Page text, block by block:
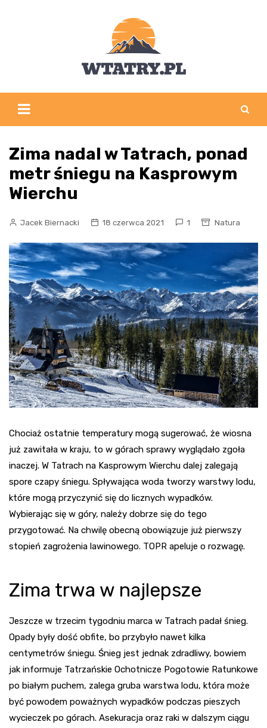
Zima nadal w Tatrach, ponad
metr śniegu na Kasprowym
Wierchu
Jacek Biernacki 18 czerwca 2021 1 Natura
Chociaż ostatnie temperatury mogą sugerować, że wiosna
już zawitała w kraju, to w górach sprawy wyglądało zgoła
inaczej. W Tatrach na Kasprowym Wierchu dalej zalegają
spore czapy śniegu. Spływająca woda tworzy warstwy lodu,
które mogą przyczynić się do licznych wypadków.
Wybierając się w góry, należy dobrze się do tego
przygotować. Na chwilę obecną obowiązuje już pierwszy
stopień zagrożenia lawinowego. TOPR apeluje o rozwagę.
Zima trwa w najlepsze
Jeszcze w trzecim tygodniu marca w Tatrach padał śnieg.
Opady były dość obfite, bo przybyło nawet kilka
centymetrów śniegu. Śnieg jest jednak zdradliwy, bowiem
jak informuje Tatrzańskie Ochotnicze Pogotowie Ratunkowe
po białym puchem, zalega gruba warstwa lodu, która może
być powodem poważnych wypadków podczas pieszych
wycieczek po górach. Asekuracja oraz raki w dalszym ciągu